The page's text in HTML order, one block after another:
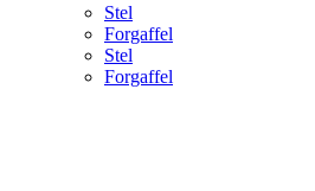
Stel
Forgaffel
Stel
Forgaffel